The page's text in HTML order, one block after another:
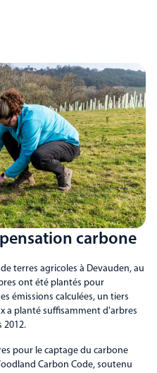
carbone
terres agricoles à Devauden, au
ont été plantés pour
émissions calculées, un tiers
a planté suffisamment d'arbres
2012.
pour le captage du carbone
Carbon Code, soutenu